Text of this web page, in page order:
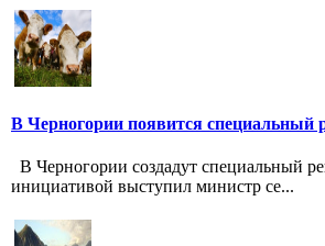
В Черногории появится специальный
В Черногории создадут специальный
инициативой выступил министр се...